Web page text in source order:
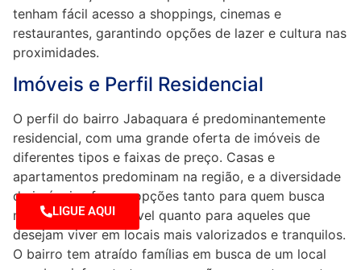
tenham fácil acesso a shoppings, cinemas e
restaurantes, garantindo opções de lazer e cultura nas
proximidades.
Imóveis e Perfil Residencial
O perfil do bairro Jabaquara é predominantemente
residencial, com uma grande oferta de imóveis de
diferentes tipos e faixas de preço. Casas e
apartamentos predominam na região, e a diversidade
de imóveis oferece opções tanto para quem busca
moradia mais acessível quanto para aqueles que
desejam viver em locais mais valorizados e tranquilos.
O bairro tem atraído famílias em busca de um local
LIGUE AQUI